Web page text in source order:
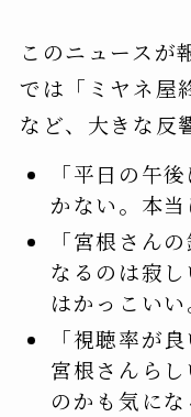
このニュースが
では「ミヤネ屋
など、大きな反
「平日の午
かない。本当
「宮根さん
なるのは寂
はかっこいい
「視聴率が
宮根さんら
のかも気にな